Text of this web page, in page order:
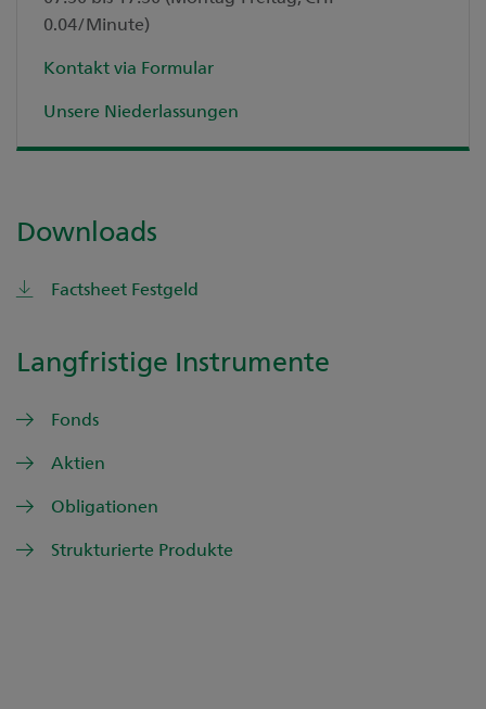
0.04/Minute)
Kontakt via Formular
Unsere Niederlassungen
Downloads
Factsheet Festgeld
Langfristige Instrumente
Fonds
Aktien
Obligationen
Strukturierte Produkte